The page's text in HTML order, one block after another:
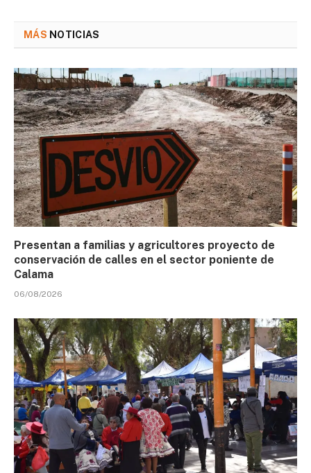
MÁS NOTICIAS
Presentan a familias y agricultores proyecto de
conservación de calles en el sector poniente de
Calama
06/08/2026